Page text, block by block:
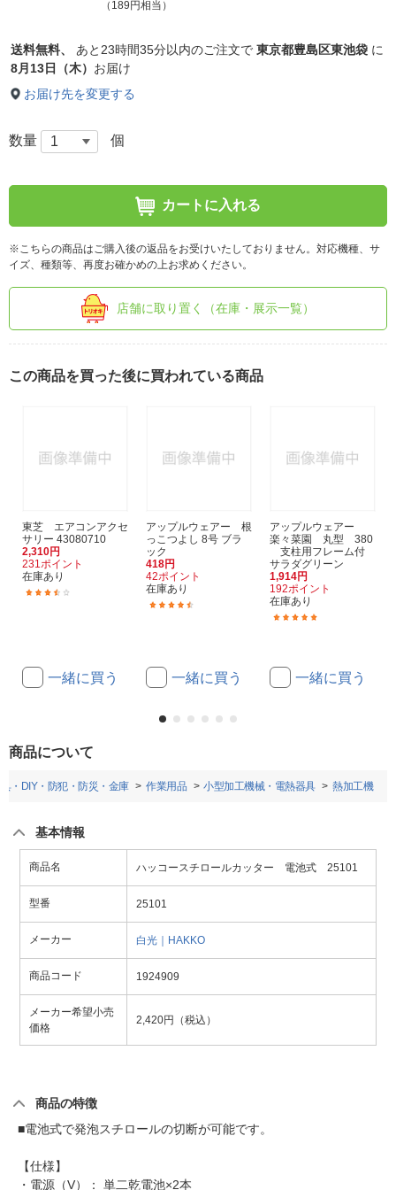
（189円相当）
送料無料、 あと 23時間35分以内のご注文で 東京都豊島区東池袋 に
8月13日（木） お届け
お届け先を変更する
数量 個
カートに入れる
※こちらの商品はご購入後の返品をお受けいたしておりません。対応機種、サ
イズ、種類等、再度お確かめの上お求めください。
店舗に取り置く（在庫・展示一覧）
この商品を買った後に買われている商品
東芝 エアコンアクセ
サリー 43080710
2,310円
231ポイント
在庫あり
一緒に買う
アップルウェアー 根
っこつよし 8号 ブラ
ック
418円
42ポイント
在庫あり
一緒に買う
アップルウェアー
楽々菜園 丸型 380
支柱用フレーム付
サラダグリーン
1,914円
192ポイント
在庫あり
一緒に買う
商品について
・DIY・防犯・防災・金庫 作業用品 小型加工機械・電熱器具 熱加工機
基本情報
商品名 ハッコースチロールカッター 電池式 25101
型番 25101
メーカー 白光｜HAKKO
商品コード 1924909
メーカー希望小売
価格
2,420円（税込）
商品の特徴
■電池式で発泡スチロールの切断が可能です。
【仕様】
・電源（V）： 単二乾電池×2本